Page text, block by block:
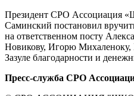
Президент СРО Ассоциация
Саминский постановил
на ответственном посту
Новикову, Игорю
Зазуле благодарности и
Пресс-служба СРО